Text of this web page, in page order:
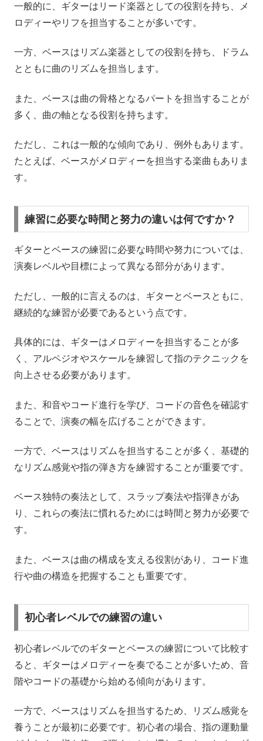
一般的に、ギターはリード楽器としての役割を持ち、メ
ロディーやリフを担当することが多いです。
一方、ベースはリズム楽器としての役割を持ち、ドラム
とともに曲のリズムを担当します。
また、ベースは曲の骨格となるパートを担当することが
多く、曲の軸となる役割を持ちます。
ただし、これは一般的な傾向であり、例外もあります。
たとえば、ベースがメロディーを担当する楽曲もありま
す。
練習に必要な時間と努力の違いは何ですか？
ギターとベースの練習に必要な時間や努力については、
演奏レベルや目標によって異なる部分があります。
ただし、一般的に言えるのは、ギターとベースともに、
継続的な練習が必要であるという点です。
具体的には、ギターはメロディーを担当することが多
く、アルペジオやスケールを練習して指のテクニックを
向上させる必要があります。
また、和音やコード進行を学び、コードの音色を確認す
ることで、演奏の幅を広げることができます。
一方で、ベースはリズムを担当することが多く、基礎的
なリズム感覚や指の弾き方を練習することが重要です。
ベース独特の奏法として、スラップ奏法や指弾きがあ
り、これらの奏法に慣れるためには時間と努力が必要で
す。
また、ベースは曲の構成を支える役割があり、コード進
行や曲の構造を把握することも重要です。
初心者レベルでの練習の違い
初心者レベルでのギターとベースの練習について比較す
ると、ギターはメロディーを奏でることが多いため、音
階やコードの基礎から始める傾向があります。
一方で、ベースはリズムを担当するため、リズム感覚を
養うことが最初に必要です。初心者の場合、指の運動量